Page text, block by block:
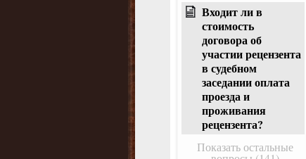
Входит ли в
стоимость
договора об
участии рецензента
в судебном
заседании оплата
проезда и
проживания
рецензента?
Показать остальные